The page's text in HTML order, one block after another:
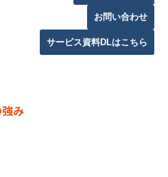
お問い合わせ
サービス資料DLはこちら
み